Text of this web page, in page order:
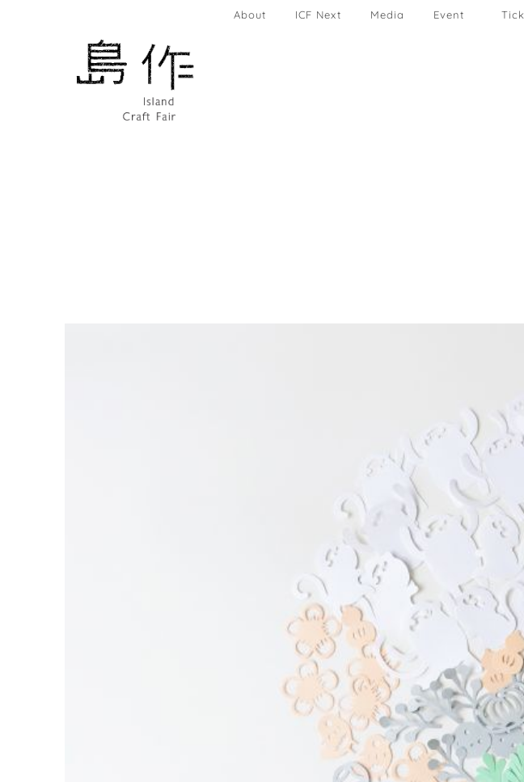
About ICF Next Media Event